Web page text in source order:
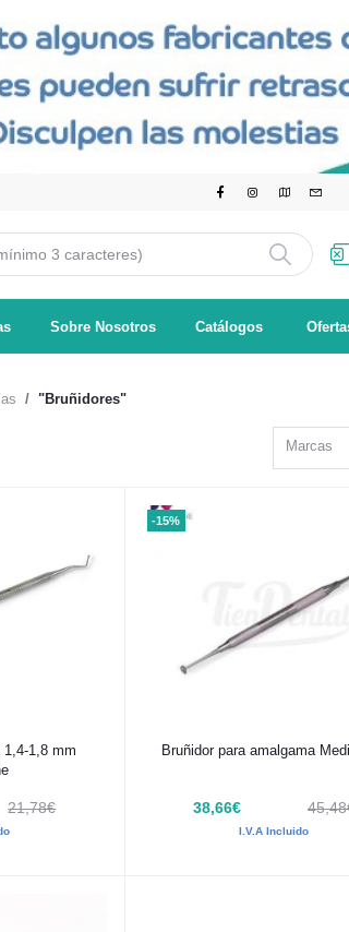
Sobre Nosotros Catálogos
"Bruñidores"
Marcas
1,4-1,8 mm
21,78€
-15%
Añadir al carrito
Bruñidor para amalgama
38,66€
I.V.A Incluido